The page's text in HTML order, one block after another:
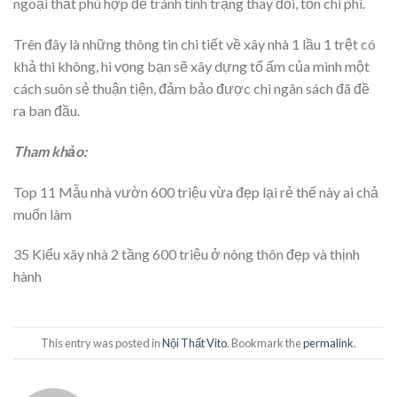
Trên đây là những thông tin chi tiết về xây nhà 1 lầu 1 trệt có
khả thi không, hi vọng bạn sẽ xây dựng tổ ấm của mình một
cách suôn sẻ thuận tiện, đảm bảo được chi ngân sách đã đề
ra ban đầu.
Tham khảo:
Top 11 Mẫu nhà vườn 600 triệu vừa đẹp lại rẻ thế này ai chả
muốn làm
35 Kiểu xây nhà 2 tầng 600 triệu ở nông thôn đẹp và thịnh
hành
This entry was posted inNội Thất Vito. Bookmark thepermalink.